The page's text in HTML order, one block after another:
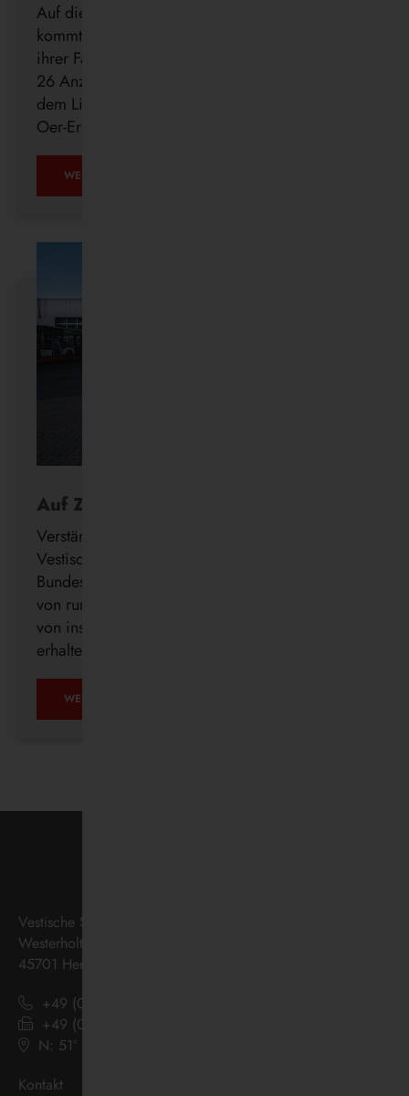
Auf die Minute genau wissen, wann der Bus
kommt: Die Vestische forciert die Digitalisierung
ihrer Fahrgastinformation mit der Installation von
26 Anzeigern der neuen DFI light-Systeme auf
dem Linienweg des SB24 in Recklinghausen,
Oer-Erkenschwick, Datteln und Waltrop.
WEITERLESEN …
Auf Zukunftskurs
Verstärkung für die Wasserstoff-Flotte: Die
Vestische hat den Förderbescheid des
Bundesministeriums für Verkehr (BMV) in Höhe
von rund 3,12 Millionen Euro zur Beschaffung
von insgesamt 14 Brennstoffzellenbussen
erhalten.
WEITERLESEN …
Vestische Straßenbahnen GmbH
Westerholter Straße 550
45701 Herten
+49 (0) 2366 186 - 0
+49 (0) 2366 186 - 444
N: 51º 36’ 38“ E: 07º 08’ 07“
Kontakt